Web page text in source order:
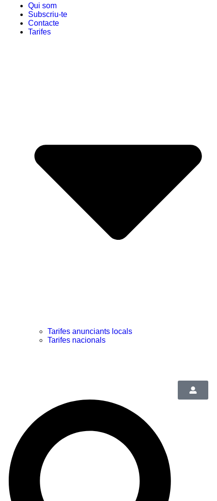
Qui som
Subscriu-te
Contacte
Tarifes
Tarifes anunciants locals
Tarifes nacionals